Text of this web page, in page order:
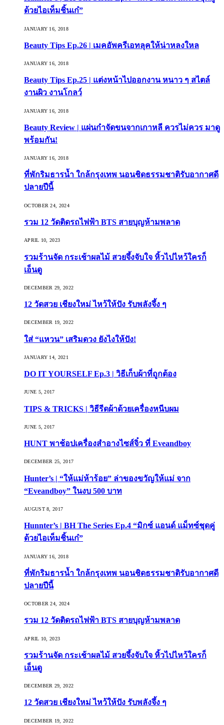
ด้วยไอเท็มชิ้นเก๋”
JANUARY 16, 2018
Beauty Tips Ep.26 | เมคอัพครีเอทลุคให้น่าหลงใหล
JANUARY 16, 2018
Beauty Tips Ep.25 | แต่งหน้าไปออกงาน หนาว ๆ สไตล์
งานผิว งานโกลว์
JANUARY 16, 2018
Beauty Review | แผ่นกำจัดขนจากเกาหลี ควรไม่ควร มาดู
พร้อมกัน!
JANUARY 16, 2018
ที่พักริมธารน้ำ ใกล้กรุงเทพ นอนชิดธรรมชาติรับอากาศดี
ปลายปีนี้
OCTOBER 24, 2024
รวม 12 วัดติดรถไฟฟ้า BTS สายบุญห้ามพลาด
APRIL 10, 2023
รวมร้านจัด กระเช้าผลไม้ สวยจึ้งจับใจ หิ้วไปไหว้ใครก็
เอ็นดู
DECEMBER 29, 2022
12 วัดสวย เชียงใหม่ ไหว้ให้ปัง รับพลังจึ้ง ๆ
DECEMBER 19, 2022
ใส่ “แหวน” เสริมดวง ยังไงให้ปัง!
JANUARY 14, 2021
DO IT YOURSELF Ep.3 | วิธีเก็บผ้าที่ถูกต้อง
JUNE 5, 2017
TIPS & TRICKS | วิธีรีดผ้าด้วยเครื่องหนีบผม
JUNE 5, 2017
HUNT พาช้อปเครื่องสำอางไซส์จิ๋ว ที่ Eveandboy
DECEMBER 25, 2017
Hunter’s | “ให้แม่ห้าร้อย” ล่าของขวัญให้แม่ จาก
“Eveandboy” ในงบ 500 บาท
AUGUST 8, 2017
Hunnter’s | BH The Series Ep.4 “มิกซ์ แอนด์ แม็ทซ์ชุดคู่
ด้วยไอเท็มชิ้นเก๋”
JANUARY 16, 2018
ที่พักริมธารน้ำ ใกล้กรุงเทพ นอนชิดธรรมชาติรับอากาศดี
ปลายปีนี้
OCTOBER 24, 2024
รวม 12 วัดติดรถไฟฟ้า BTS สายบุญห้ามพลาด
APRIL 10, 2023
รวมร้านจัด กระเช้าผลไม้ สวยจึ้งจับใจ หิ้วไปไหว้ใครก็
เอ็นดู
DECEMBER 29, 2022
12 วัดสวย เชียงใหม่ ไหว้ให้ปัง รับพลังจึ้ง ๆ
DECEMBER 19, 2022